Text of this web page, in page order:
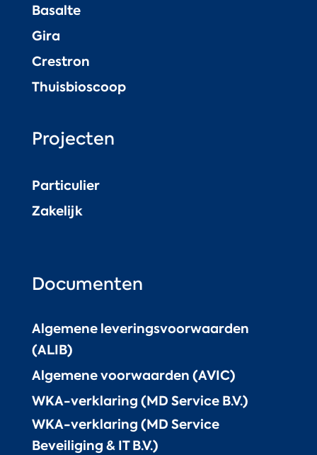
Basalte
Gira
Crestron
Thuisbioscoop
Projecten
Particulier
Zakelijk
Documenten
Algemene leveringsvoorwaarden
(ALIB)
Algemene voorwaarden (AVIC)
WKA-verklaring (MD Service B.V.)
WKA-verklaring (MD Service
Beveiliging & IT B.V.)